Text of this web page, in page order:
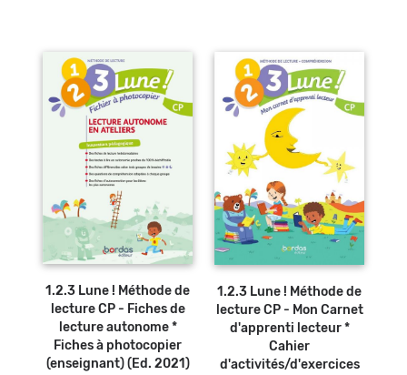
1.2.3 Lune ! Méthode de
lecture CP - Fiches de
lecture autonome *
Fiches à photocopier
(enseignant) (Ed. 2021)
1.2.3 Lune ! Méthode de
lecture CP - Mon Carnet
d'apprenti lecteur *
Cahier
d'activités/d'exercices